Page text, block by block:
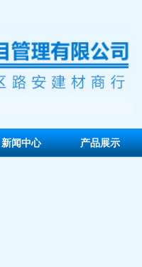
新闻中心 产品展示